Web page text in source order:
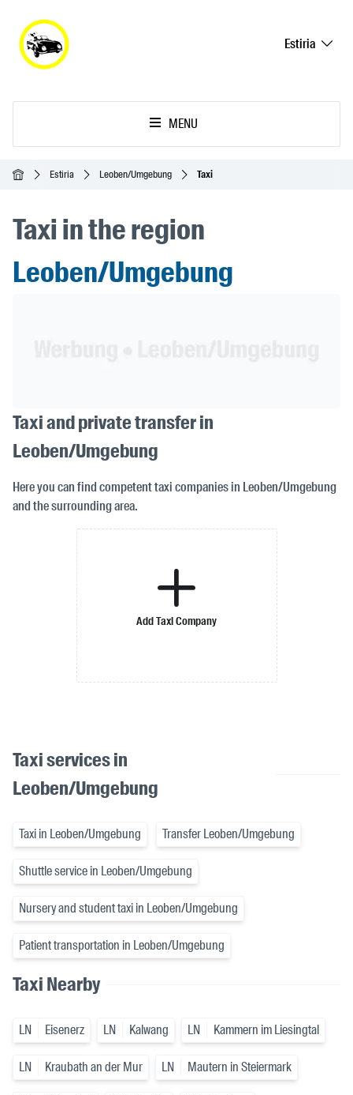
Estiria
MENU
Inicio Estiria Leoben/Umgebung Taxi
Taxi in the region
Leoben/Umgebung
Taxi and private transfer in
Leoben/Umgebung
Here you can find competent taxi companies in Leoben/Umgebung
and the surrounding area.
Add Taxi Company
Taxi services in
Leoben/Umgebung
Taxi in Leoben/Umgebung Transfer Leoben/Umgebung
Shuttle service in Leoben/Umgebung
Nursery and student taxi in Leoben/Umgebung
Patient transportation in Leoben/Umgebung
Taxi Nearby
LN Eisenerz LN Kalwang LN Kammern im Liesingtal
LN Kraubath an der Mur LN Mautern in Steiermark